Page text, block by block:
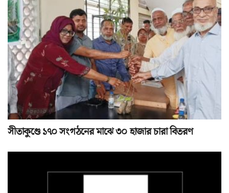
সীতাকুণ্ডে ১৭০ সংগঠনের মাঝে ৩০ হাজার চারা বিতরণ